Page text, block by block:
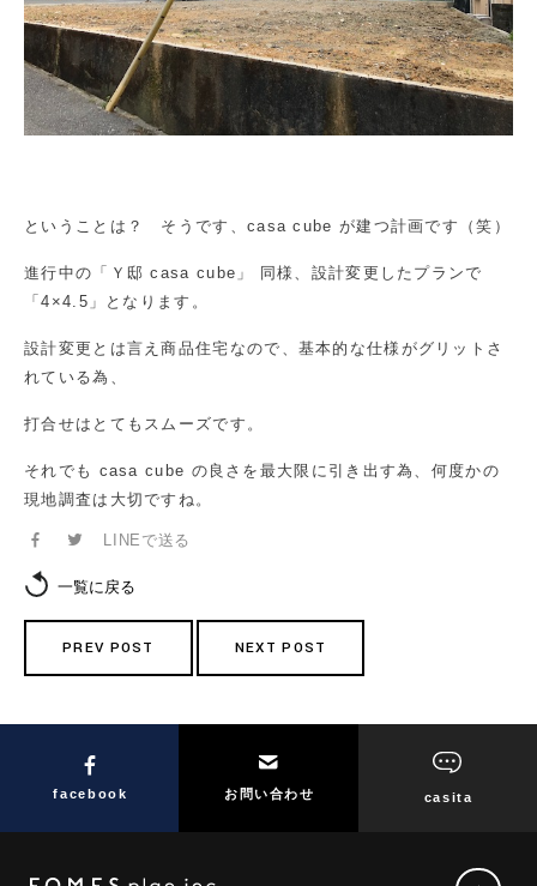
ということは？ そうです、casa cube が建つ計画です（笑）
進行中の「Ｙ邸 casa cube」 同様、設計変更したプランで
「4×4.5」となります。
設計変更とは言え商品住宅なので、基本的な仕様がグリットさ
れている為、
打合せはとてもスムーズです。
それでも casa cube の良さを最大限に引き出す為、何度かの
現地調査は大切ですね。
LINEで送る
一覧に戻る
PREV POST NEXT POST
facebook お問い合わせ casita